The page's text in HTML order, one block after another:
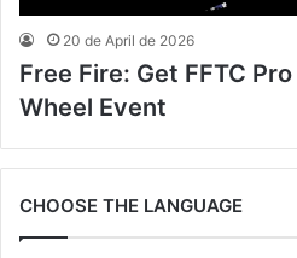
20 de April de 2026
Free Fire: Get FFTC
Wheel Event
CHOOSE THE LANGUAGE